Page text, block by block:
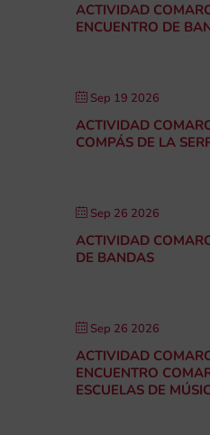
ACTIVIDAD
ENCUENTRO DE
Sep 19 2026
ACTIVIDAD
COMPÁS DE LA
Sep 26 2026
ACTIVIDAD
DE BANDAS
Sep 26 2026
ACTIVIDAD
ENCUENTRO
ESCUELAS DE